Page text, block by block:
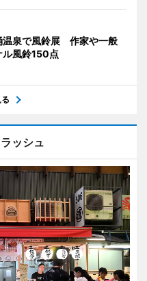
温泉で風鈴展 作家や一般
ル風鈴150点
ッシュ